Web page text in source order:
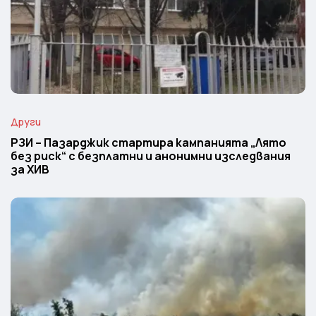
Други
РЗИ – Пазарджик стартира кампанията „Лято
без риск“ с безплатни и анонимни изследвания
за ХИВ